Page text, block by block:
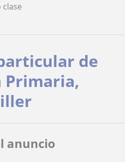
clase
de
Primaria,
anuncio